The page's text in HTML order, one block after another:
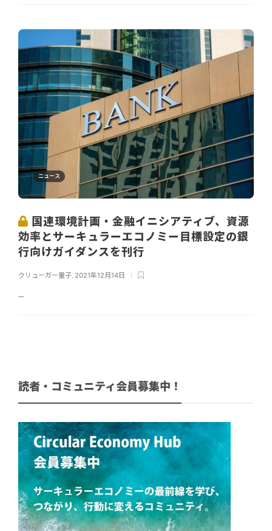
ニュース
国連環境計画・金融イニシアティブ、資源
効率とサーキュラーエコノミー目標設定の銀
行向けガイダンスを刊行
クリューガー量子, 2021年12月14日
...
読者・コミュニティ会員募集中！